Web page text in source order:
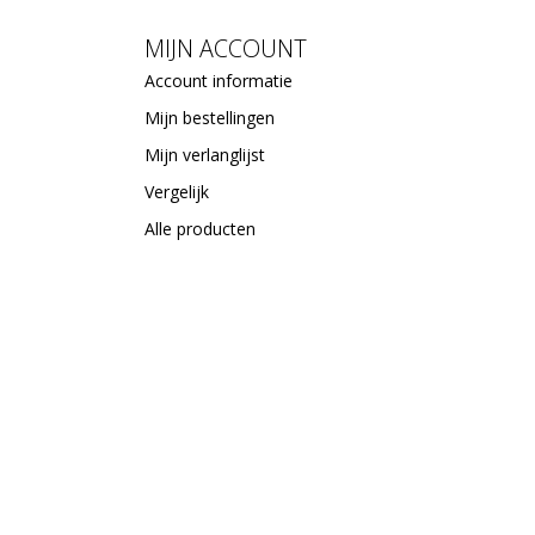
MIJN ACCOUNT
Account informatie
Mijn bestellingen
Mijn verlanglijst
Vergelijk
Alle producten